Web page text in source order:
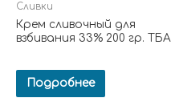
Сливки
Крем сливочный для
взбивания 33% 200 гр. ТБА
Подробнее